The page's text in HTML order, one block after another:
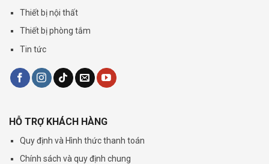
Thiết bị nội thất
Thiết bị phòng tắm
Tin tức
HỖ TRỢ KHÁCH HÀNG
Quy định và Hình thức thanh toán
Chính sách và quy định chung